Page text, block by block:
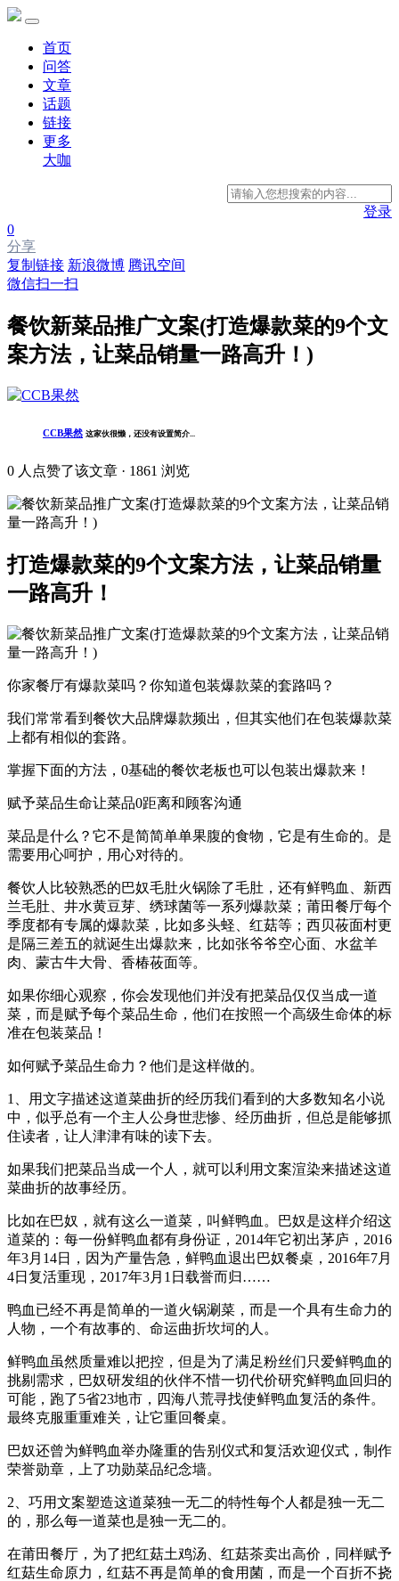
首页
问答
文章
话题
链接
更多
大咖
登录
0
分享
复制链接 新浪微博 腾讯空间
微信扫一扫
餐饮新菜品推广文案(打造爆款菜的9个文
案方法，让菜品销量一路高升！)
CCB果然 这家伙很懒，还没有设置简介...
0 人点赞了该文章 · 1861 浏览
打造爆款菜的9个文案方法，让菜品销量
一路高升！
你家餐厅有爆款菜吗？你知道包装爆款菜的套路吗？
我们常常看到餐饮大品牌爆款频出，但其实他们在包装爆款菜
上都有相似的套路。
掌握下面的方法，0基础的餐饮老板也可以包装出爆款来！
赋予菜品生命让菜品0距离和顾客沟通
菜品是什么？它不是简简单单果腹的食物，它是有生命的。是
需要用心呵护，用心对待的。
餐饮人比较熟悉的巴奴毛肚火锅除了毛肚，还有鲜鸭血、新西
兰毛肚、井水黄豆芽、绣球菌等一系列爆款菜；莆田餐厅每个
季度都有专属的爆款菜，比如多头蛏、红菇等；西贝莜面村更
是隔三差五的就诞生出爆款来，比如张爷爷空心面、水盆羊
肉、蒙古牛大骨、香椿莜面等。
如果你细心观察，你会发现他们并没有把菜品仅仅当成一道
菜，而是赋予每个菜品生命，他们在按照一个高级生命体的标
准在包装菜品！
如何赋予菜品生命力？他们是这样做的。
1、用文字描述这道菜曲折的经历我们看到的大多数知名小说
中，似乎总有一个主人公身世悲惨、经历曲折，但总是能够抓
住读者，让人津津有味的读下去。
如果我们把菜品当成一个人，就可以利用文案渲染来描述这道
菜曲折的故事经历。
比如在巴奴，就有这么一道菜，叫鲜鸭血。巴奴是这样介绍这
道菜的：每一份鲜鸭血都有身份证，2014年它初出茅庐，2016
年3月14日，因为产量告急，鲜鸭血退出巴奴餐桌，2016年7月
4日复活重现，2017年3月1日载誉而归……
鸭血已经不再是简单的一道火锅涮菜，而是一个具有生命力的
人物，一个有故事的、命运曲折坎坷的人。
鲜鸭血虽然质量难以把控，但是为了满足粉丝们只爱鲜鸭血的
挑剔需求，巴奴研发组的伙伴不惜一切代价研究鲜鸭血回归的
可能，跑了5省23地市，四海八荒寻找使鲜鸭血复活的条件。
最终克服重重难关，让它重回餐桌。
巴奴还曾为鲜鸭血举办隆重的告别仪式和复活欢迎仪式，制作
荣誉勋章，上了功勋菜品纪念墙。
2、巧用文案塑造这道菜独一无二的特性每个人都是独一无二
的，那么每一道菜也是独一无二的。
在莆田餐厅，为了把红菇土鸡汤、红菇茶卖出高价，同样赋予
红菇生命原力，红菇不再是简单的食用菌，而是一个百折不挠